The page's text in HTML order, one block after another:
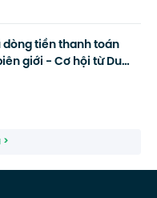
dòng tiền thanh toán
giới - Cơ hội từ Du
điện tử